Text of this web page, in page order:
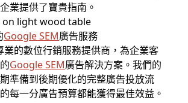
業提供了寶貴指南。
Google SEM廣告服務
業的數位行銷服務提供商，為企業客
Google SEM廣告解決方案。我們的
準備到後期優化的完整廣告投放流
每一分廣告預算都能獲得最佳效益。